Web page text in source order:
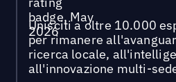
Unisciti a oltre 10.000
per rimanere
ricerca locale,
all'innovazione multi-